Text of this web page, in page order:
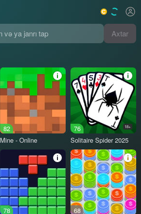
Axtar
82
Mine - Online
76 18+
Solitaire Spider 2025
78
68